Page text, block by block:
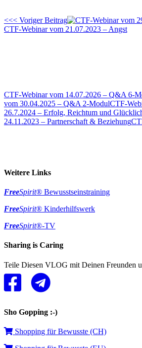
<<< Voriger Beitrag
CTF-Webinar vom 21.07.2023 – Angst
CTF-Webinar vom 14.07.2026 – Q&A 6-
vom 30.04.2025 – Q&A 2-ModulCTF-
26.7.2024 – Erfolg, Reichtum und
24.11.2023 – Partnerschaft & Beziehung
Weitere Links
FreeSpirit® Bewusstseinstraining
FreeSpirit® Kinderhilfswerk
FreeSpirit®-TV
Sharing is Caring
Teile Diesen VLOG mit Deinen Freunden
Sho Gopping :-)
Shopping für Bewusste (CH)